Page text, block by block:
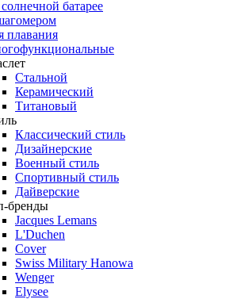
батарее
плавания
Стальной
Керамический
Титановый
Классический стиль
Дизайнерские
Военный стиль
Спортивный стиль
Дайверские
бренды
Jacques Lemans
L'Duchen
Cover
Swiss Military Hanowa
Wenger
Elysee